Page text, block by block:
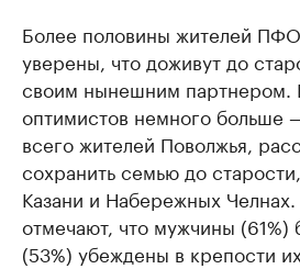
Более половины жителей
уверены, что доживут до
своим нынешним партнером.
оптимистов немного больше
всего жителей Поволжья,
сохранить семью до
Казани и Набережных Челнах.
отмечают, что мужчины
(53%) убеждены в крепости